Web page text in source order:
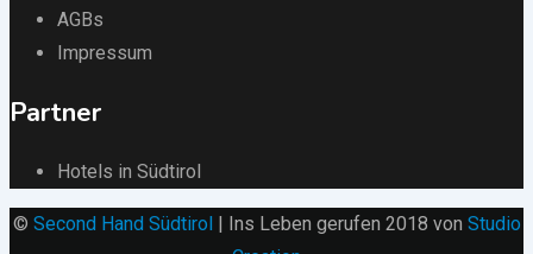
AGBs
Impressum
Partner
Hotels in Südtirol
© Second Hand Südtirol | Ins Leben gerufen 2018 von Studio